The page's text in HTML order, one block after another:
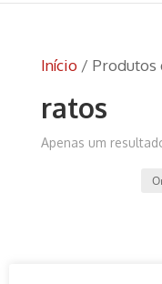
Início/ Produtos
ratos
Apenas um